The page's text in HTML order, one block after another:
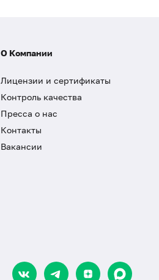
О Компании
Лицензии и сертификаты
Контроль качества
Пресса о нас
Контакты
Вакансии